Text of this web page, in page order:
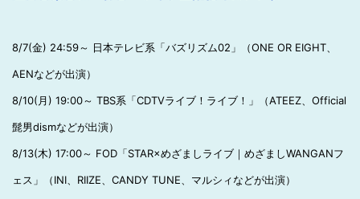
8/7(金) 24:59～ 日本テレビ系「バズリズム02」（ONE OR EIGHT、
AENなどが出演）
8/10(月) 19:00～ TBS系「CDTVライブ！ライブ！」（ATEEZ、Official
髭男dismなどが出演）
8/13(木) 17:00～ FOD「STAR×めざましライブ｜めざましWANGANフ
ェス」（INI、RIIZE、CANDY TUNE、マルシィなどが出演）